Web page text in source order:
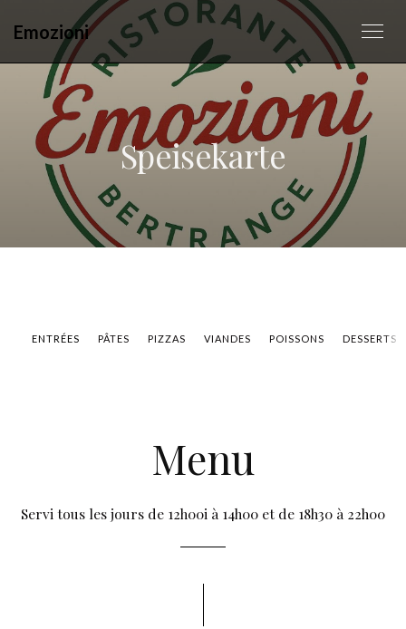
Emozioni
Speisekarte
ENTRÉES PÂTES PIZZAS VIANDES POISSONS DESSERTS
Menu
Servi tous les jours de 12h00i à 14h00 et de 18h30 à 22h00